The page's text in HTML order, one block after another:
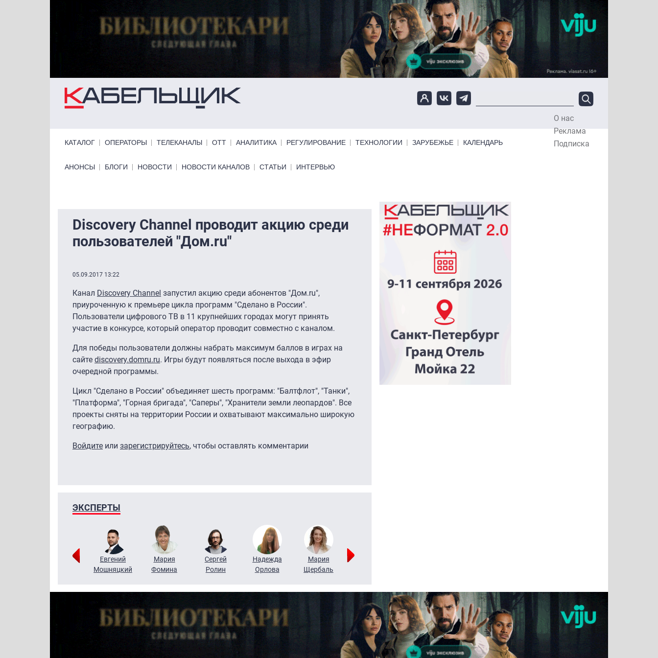
О нас
Реклама
Подписка
КАТАЛОГ ОПЕРАТОРЫ ТЕЛЕКАНАЛЫ ОТТ АНАЛИТИКА РЕГУЛИРОВАНИЕ ТЕХНОЛОГИИ ЗАРУБЕЖЬЕ КАЛЕНДАРЬ
Primary links bottom
АНОНСЫ БЛОГИ НОВОСТИ НОВОСТИ КАНАЛОВ СТАТЬИ ИНТЕРВЬЮ
Discovery Channel проводит акцию среди
пользователей "Дом.ru"
05.09.2017 13:22
Канал Discovery Channel запустил акцию среди абонентов "Дом.ru",
приуроченную к премьере цикла программ "Сделано в России".
Пользователи цифрового ТВ в 11 крупнейших городах могут принять
участие в конкурсе, который оператор проводит совместно с каналом.
Для победы пользователи должны набрать максимум баллов в играх на
сайте discovery.domru.ru. Игры будут появляться после выхода в эфир
очередной программы.
Цикл "Сделано в России" объединяет шесть программ: "Балтфлот", "Танки",
"Платформа", "Горная бригада", "Саперы", "Хранители земли леопардов". Все
проекты сняты на территории России и охватывают максимально широкую
географию.
Войдите или зарегистрируйтесь, чтобы оставлять комментарии
ЭКСПЕРТЫ
Виктор
Евгений
Мошняцкий
Мария
Фомина
Сергей
Ролин
Надежда
Орлова
Мария
Щербаль